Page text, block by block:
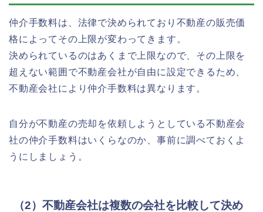
仲介手数料は、法律で決められており不動産の販売価
格によってその上限が変わってきます。
決められているのはあくまで上限なので、その上限を
超えない範囲で不動産会社が自由に設定できるため、
不動産会社により仲介手数料は異なります。
自分が不動産の売却を依頼しようとしている不動産会
社の仲介手数料はいくらなのか、事前に調べておくよ
うにしましょう。
（2）不動産会社は複数の会社を比較して決め